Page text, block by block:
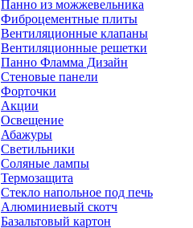
Панно из можжевельника
Фиброцементные плиты
Вентиляционные клапаны
Вентиляционные решетки
Панно Фламма Дизайн
Стеновые панели
Форточки
Акции
Освещение
Абажуры
Светильники
Соляные лампы
Термозащита
Стекло напольное под печь
Алюминиевый скотч
Базальтовый картон